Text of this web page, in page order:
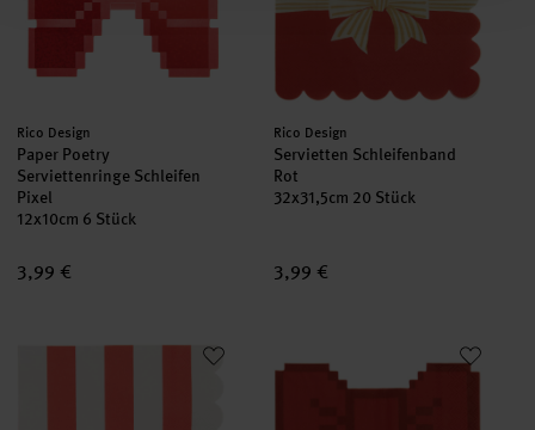
Hersteller:
Rico Design
Paper Poetry
Serviettenringe Schleifen
Pixel
12x10cm 6 Stück
3,99 €
Hersteller:
Rico Design
Servietten Schleifenband
Rot
32x31,5cm 20 Stück
3,99 €
Servietten mit Streifen Servietten Schleife Pixel Rot